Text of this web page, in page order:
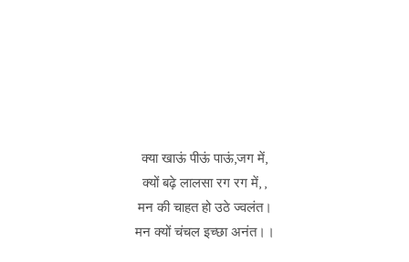
क्या खाऊं पीऊं पाऊं,जग में,
क्यों बढ़े लालसा रग रग में, ,
मन की चाहत हो उठे ज्वलंत।
मन क्यों चंचल इच्छा अनंत।।